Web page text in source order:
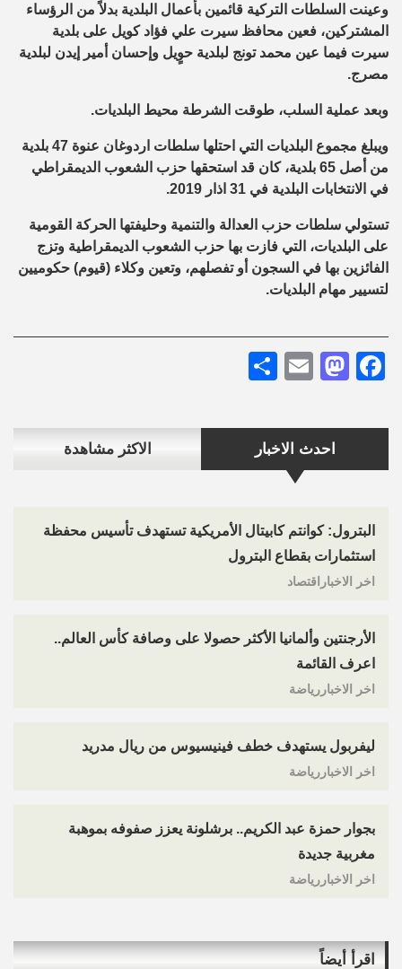
احدث الاخبار الاكثر مشاهدة
البترول: كوانتم كابيتال الأمريكية تستهدف تأسيس محفظة
استثمارات بقطاع البترول
اخر الاخباراقتصاد
الأرجنتين وألمانيا الأكثر حصولا على وصافة كأس العالم..
اعرف القائمة
اخر الاخباررياضة
ليفربول يستهدف خطف فينيسيوس من ريال مدريد
اخر الاخباررياضة
بجوار حمزة عبد الكريم.. برشلونة يعزز صفوفه بموهبة
مغربية جديدة
اخر الاخباررياضة
وعينت السلطات التركية قائمين بأعمال البلدية بدلاً من الرؤساء
المشتركين، فعين محافظ سيرت علي فؤاد كويل على بلدية
سيرت فيما عين محمد تونج لبلدية حوٍيل وإحسان أمير إيدن لبلدية
مصرج.
وبعد عملية السلب، طوقت الشرطة محيط البلديات.
ويبلغ مجموع البلديات التي احتلها سلطات اردوغان عنوة 47 بلدية
من أصل 65 بلدية، كان قد استحقها حزب الشعوب الديمقراطي
في الانتخابات البلدية في 31 اذار 2019.
تستولي سلطات حزب العدالة والتنمية وحليفتها الحركة القومية
على البلديات، التي فازت بها حزب الشعوب الديمقراطية وتزج
الفائزين بها في السجون أو تفصلهم، وتعين وكلاء (قيوم) حكوميين
لتسيير مهام البلديات.
Facebook
Mastodon
Email
اقرأ أيضاً